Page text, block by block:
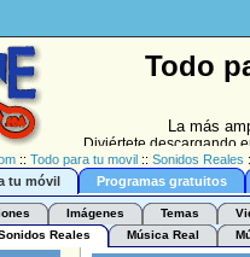
Todo
La más
Diviértete descargando
:: Todo para tu movil :: Sonidos Reales
tu móvil
Programas gratuitos
Imágenes Temas
Reales Música Real